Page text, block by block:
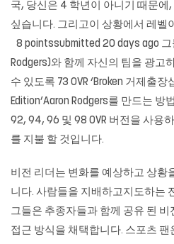
국, 당신은 4 학년이 아니기 때문에
싶습니다. 그리고이 상황에서 레벨
8 pointssubmitted 20 days ago 그
Rodgers)와 함께 자신의 팀을 광고
수 있도록 73 OVR ‘Broken 거제출장
Edition’Aaron Rodgers를 만드는
92, 94, 96 및 98 OVR 버전을 사용
를 지불 할 것입니다.
비전 리더는 변화를 예상하고 상황
니다. 사람들을 지배하고지도하는
그들은 추종자들과 함께 공유 된
접근 방식을 채택합니다. 스포츠 팬